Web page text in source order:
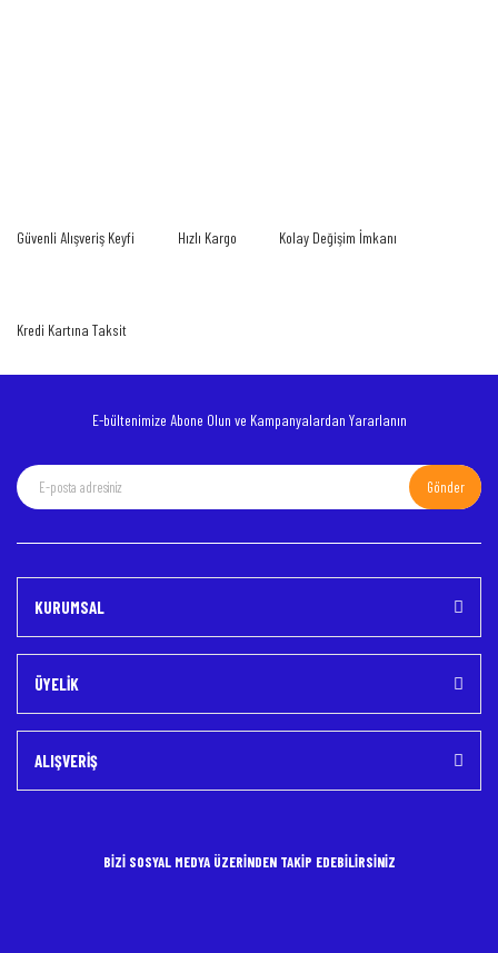
Ürün açıklamasında eksik bilgiler bulunuyor.
Güvenli Alışveriş Keyfi Hızlı Kargo Kolay Değişim İmkanı
Kredi Kartına Taksit
E-bültenimize Abone Olun ve Kampanyalardan Yararlanın
Gönder
KURUMSAL
ÜYELİK
ALIŞVERİŞ
BİZİ SOSYAL MEDYA ÜZERİNDEN TAKİP EDEBİLİRSİNİZ